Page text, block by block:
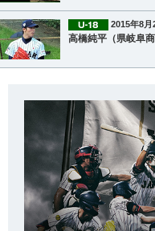
2015年8月
高橋純平（県岐阜